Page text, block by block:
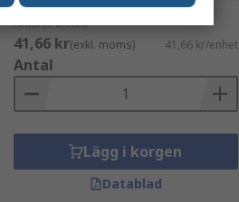
Antal (1 enhet)
41,66 kr(exkl. moms) 41,66 kr/enhet
Antal
Lägg i korgen
Datablad